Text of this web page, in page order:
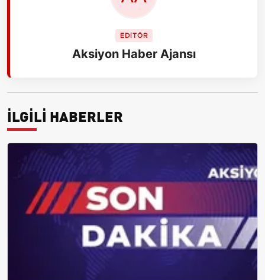
EDİTÖR
Aksiyon Haber Ajansı
İLGİLİ HABERLER